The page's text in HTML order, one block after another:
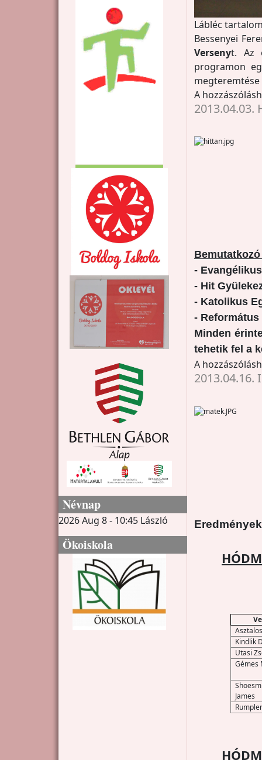
Névnap
2026 Aug 8 - 10:45 László
Ökoiskola
Lábléc
Bessenyei
Versenyt. Az
programon
A
2013.04.03.
-
- Hit
- Katolikus
- Református
Minden
tehetik fel a
A
Kindlik
Utasi
Gémes
James